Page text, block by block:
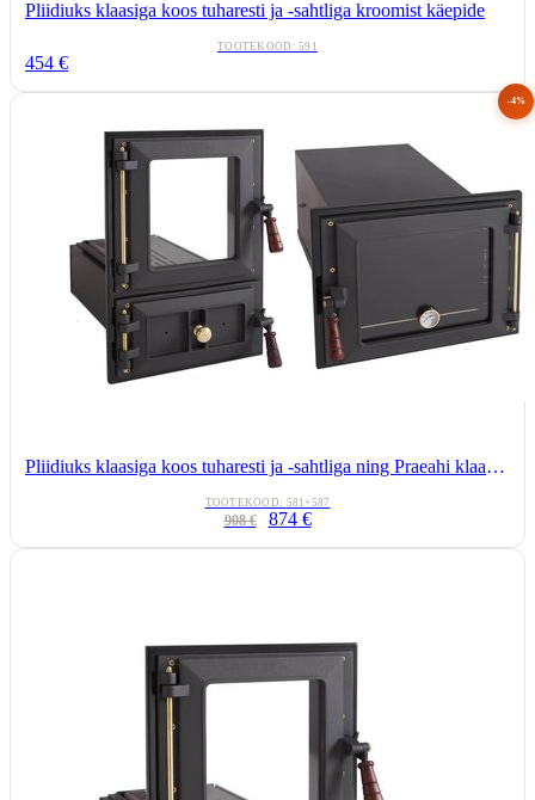
Pliidiuks klaasiga koos tuharesti ja -sahtliga kroomist käepide
TOOTEKOOD:591
454 €
-4%
Pliidiuks klaasiga koos tuharesti ja -sahtliga ning Praeahi klaasuksega
TOOTEKOOD: 581+587
908€ 874€